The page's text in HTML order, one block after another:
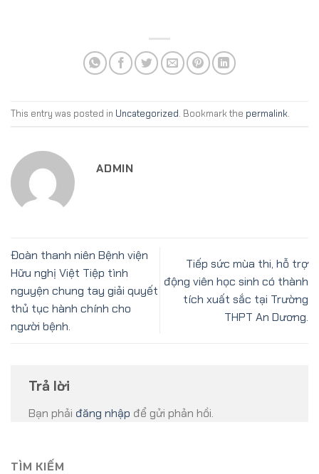
This entry was posted in Uncategorized. Bookmark the permalink.
ADMIN
Đoàn thanh niên Bệnh viện
Hữu nghị Việt Tiệp tình
nguyện chung tay giải quyết
thủ tục hành chính cho
người bệnh.
Tiếp sức mùa thi, hỗ trợ
động viên học sinh có thành
tích xuất sắc tại Trường
THPT An Dương.
Trả lời
Bạn phải đăng nhập để gửi phản hồi.
TÌM KIẾM